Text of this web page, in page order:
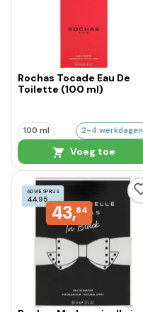
Rochas Tocade Eau De
Toilette (100 ml)
100 ml 2-4 werkdagen
Voeg toe
ADVIESPRIJS
44,95
43,84